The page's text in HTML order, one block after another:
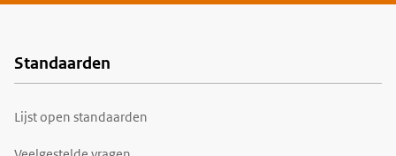
Voet
Standaarden
Lijst open standaarden